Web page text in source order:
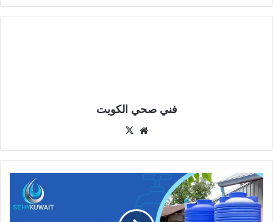
فني صحي الكويت
موقع
غسيل
تانكي
ماء
الكويت